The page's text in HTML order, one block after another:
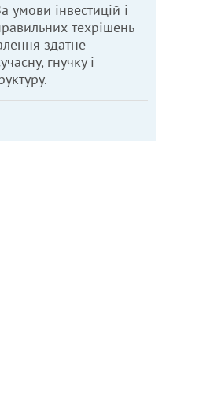
умови інвестицій і
техрішень
здатне
гнучку і